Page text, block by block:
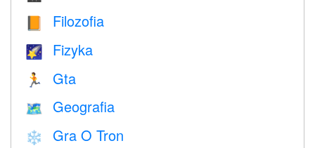
📙 Filozofia
🌠 Fizyka
🏃 Gta
🗺 Geografia
❄️ Gra O Tron